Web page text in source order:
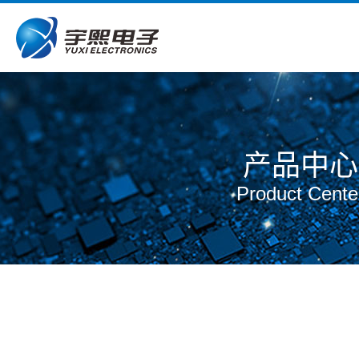
产品中心
Product